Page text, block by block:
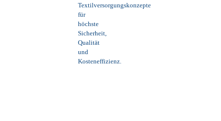
Textilversorgungskonzepte
für
höchste
Sicherheit,
Qualität
und
Kosteneffizienz.